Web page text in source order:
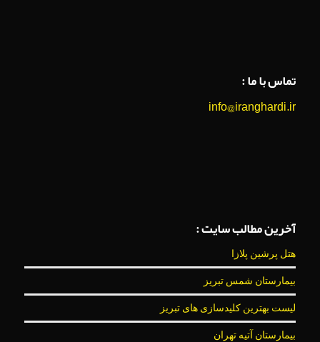
تماس با ما :
info@iranghardi.ir
آخرین مطالب سایت :
هتل پرشین پلازا
بیمارستان شمس تبریز
لیست بهترین کلیدسازی های تبریز
بیمارستان آتیه تهران